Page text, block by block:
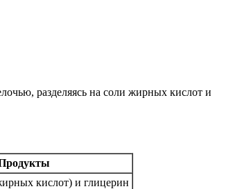
разделяясь на соли жирных кислот и
кислот) и глицерин